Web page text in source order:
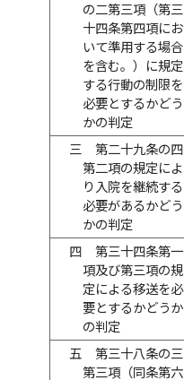
の二第三項（第三
十四条第四項にお
いて準用する場合
を含む。）に規定
する行動の制限を
必要とするかどう
かの判定
三
第二十九条の四
第二項の規定によ
り入院を継続する
必要があるかどう
かの判定
四
第三十四条第一
項及び第三項の規
定による移送を必
要とするかどうか
の判定
五
第三十八条の三
第三項（同条第六